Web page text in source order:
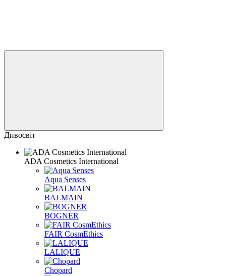
Дивосвіт
ADA Cosmetics International
Aqua Senses
BALMAIN
BOGNER
FAIR CosmEthics
LALIQUE
Chopard